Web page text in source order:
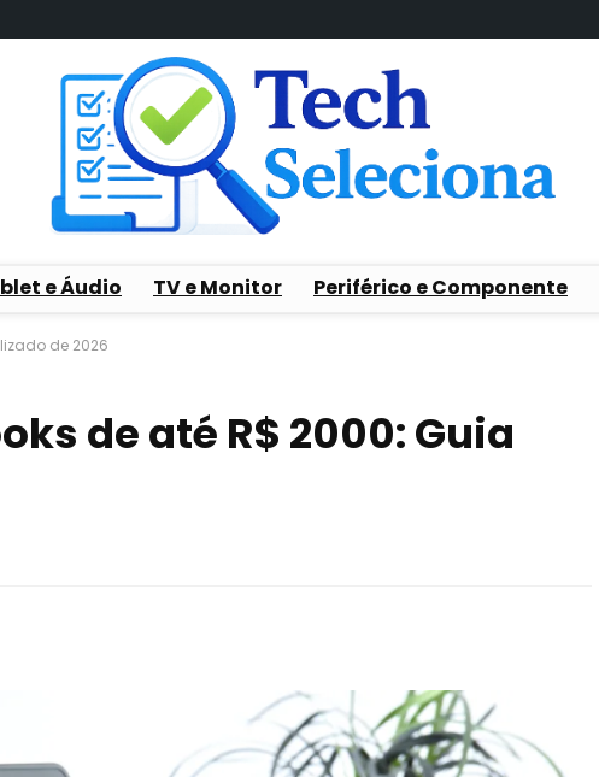
e Áudio TV e Monitor Periférico e Componente
de 2026
de até R$ 2000: Guia